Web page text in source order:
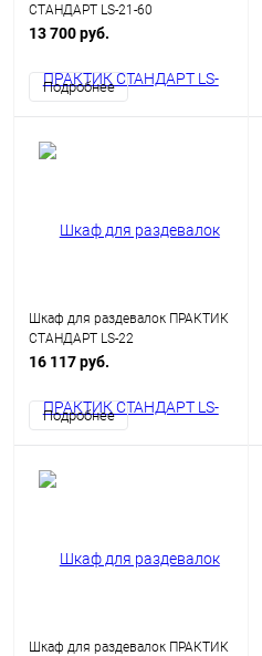
СТАНДАРТ LS-21-60
13 700 руб.
Подробнее
Шкаф для раздевалок ПРАКТИК
СТАНДАРТ LS-22
16 117 руб.
Подробнее
Шкаф для раздевалок ПРАКТИК